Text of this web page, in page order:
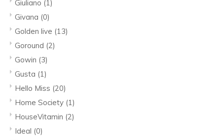
Giuliano (1)
Givana (0)
Golden live (13)
Goround (2)
Gowin (3)
Gusta (1)
Hello Miss (20)
Home Society (1)
HouseVitamin (2)
Ideal (0)